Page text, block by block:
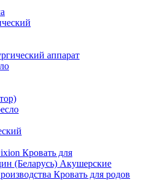
аппарат
Кровать для
(Беларусь) Акушерские
Кровать для родов